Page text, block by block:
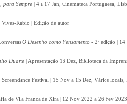
para Sempre | 4 a 17 Jan, Cinemateca Portuguesa,
Vives-Rubio | Edição de autor
O Desenho como Pensamento - 2ª edição |
Duarte | Apresentação 16 Dez, Biblioteca da
Festival | 15 Nov a 15 Dez, Vários locais,
de Vila Franca de Xira | 12 Nov 2022 a 26 Fev